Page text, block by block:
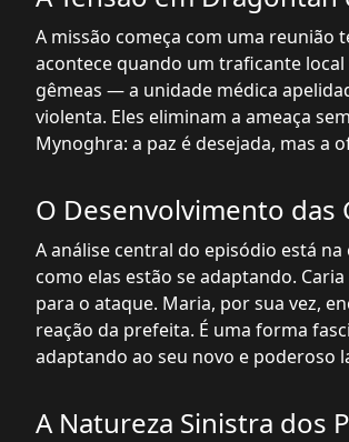
A missão começa com uma reunião
acontece quando um traficante
gêmeas — a unidade médica
violenta. Eles eliminam a ameaça
Mynoghra: a paz é desejada, mas a
O Desenvolvimento das
A análise central do episódio está
como elas estão se adaptando.
para o ataque. Maria, por sua vez,
reação da prefeita. É uma forma
adaptando ao seu novo e poderoso
A Natureza Sinistra dos